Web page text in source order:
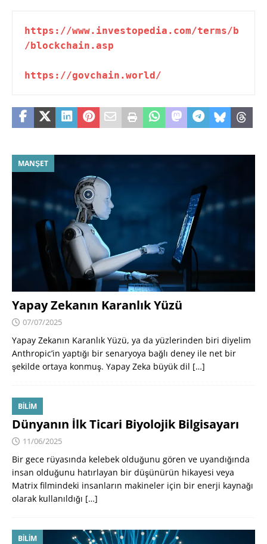
https://www.investopedia.com/terms/b
/blockchain.asp
https://govchain.world/
MANŞET
Yapay Zekanın Karanlık Yüzü
07/07/2025
Yapay Zekanın Karanlık Yüzü, ya da yüzlerinden biri diyelim
Anthropic’in yaptığı bir senaryoya bağlı deney ile net bir
şekilde ortaya konmuş. Yapay Zeka büyük dil […]
BILIM
Dünyanın İlk Ticari Biyolojik Bilgisayarı
11/06/2025
Bir gece rüyasında kelebek olduğunu gören ve uyandığında
insan olduğunu hatırlayan bir düşünürün hikayesi veya
Matrix filmindeki insanların makineler için bir enerji kaynağı
olarak kullanıldığı […]
BILIM